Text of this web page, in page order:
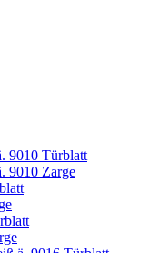
9010 Türblatt
9010 Zarge